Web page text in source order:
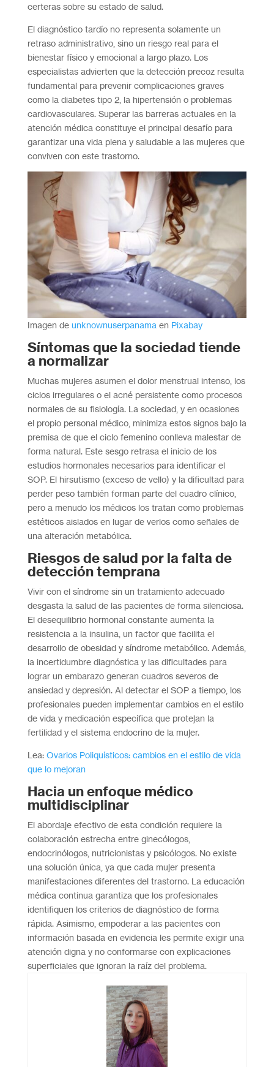
certeras sobre su estado de salud.
El diagnóstico tardío no representa solamente un
retraso administrativo, sino un riesgo real para el
bienestar físico y emocional a largo plazo. Los
especialistas advierten que la detección precoz resulta
fundamental para prevenir complicaciones graves
como la diabetes tipo 2, la hipertensión o problemas
cardiovasculares. Superar las barreras actuales en la
atención médica constituye el principal desafío para
garantizar una vida plena y saludable a las mujeres que
conviven con este trastorno.
Imagen de unknownuserpanama en Pixabay
Síntomas que la sociedad tiende
a normalizar
Muchas mujeres asumen el dolor menstrual intenso, los
ciclos irregulares o el acné persistente como procesos
normales de su fisiología. La sociedad, y en ocasiones
el propio personal médico, minimiza estos signos bajo la
premisa de que el ciclo femenino conlleva malestar de
forma natural. Este sesgo retrasa el inicio de los
estudios hormonales necesarios para identificar el
SOP. El hirsutismo (exceso de vello) y la dificultad para
perder peso también forman parte del cuadro clínico,
pero a menudo los médicos los tratan como problemas
estéticos aislados en lugar de verlos como señales de
una alteración metabólica.
Riesgos de salud por la falta de
detección temprana
Vivir con el síndrome sin un tratamiento adecuado
desgasta la salud de las pacientes de forma silenciosa.
El desequilibrio hormonal constante aumenta la
resistencia a la insulina, un factor que facilita el
desarrollo de obesidad y síndrome metabólico. Además,
la incertidumbre diagnóstica y las dificultades para
lograr un embarazo generan cuadros severos de
ansiedad y depresión. Al detectar el SOP a tiempo, los
profesionales pueden implementar cambios en el estilo
de vida y medicación específica que protejan la
fertilidad y el sistema endocrino de la mujer.
Lea: Ovarios Poliquísticos: cambios en el estilo de vida
que lo mejoran
Hacia un enfoque médico
multidisciplinar
El abordaje efectivo de esta condición requiere la
colaboración estrecha entre ginecólogos,
endocrinólogos, nutricionistas y psicólogos. No existe
una solución única, ya que cada mujer presenta
manifestaciones diferentes del trastorno. La educación
médica continua garantiza que los profesionales
identifiquen los criterios de diagnóstico de forma
rápida. Asimismo, empoderar a las pacientes con
información basada en evidencia les permite exigir una
atención digna y no conformarse con explicaciones
superficiales que ignoran la raíz del problema.